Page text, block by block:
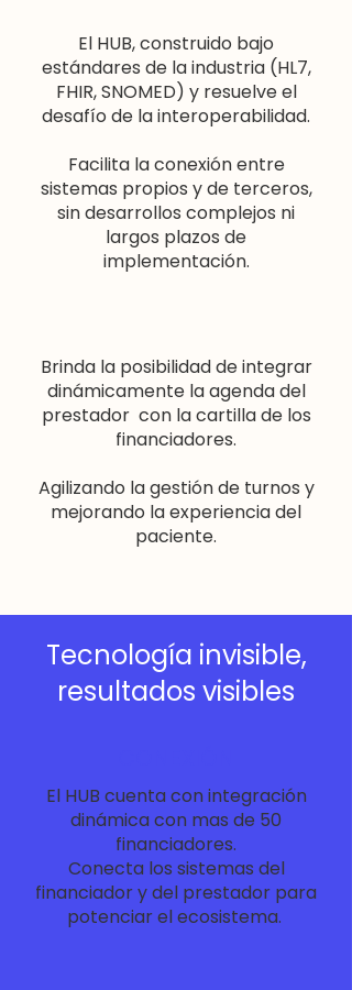
El HUB, construido bajo
estándares de la industria (HL7,
FHIR, SNOMED) y resuelve el
desafío de la interoperabilidad.
Facilita la conexión entre
sistemas propios y de terceros,
sin desarrollos complejos ni
largos plazos de
implementación.
Brinda la posibilidad de integrar
dinámicamente la agenda del
prestador con la cartilla de los
financiadores.
Agilizando la gestión de turnos y
mejorando la experiencia del
paciente.
Tecnología invisible,
resultados visibles
El HUB cuenta con integración
dinámica con mas de 50
financiadores.
Conecta los sistemas del
financiador y del prestador para
potenciar el ecosistema.